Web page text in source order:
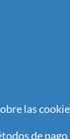
las
de pago